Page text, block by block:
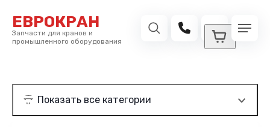
ЕВРОКРАН
Запчасти для кранов и
промышленного оборудования